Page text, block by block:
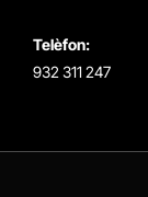
Telèfon:
932 311 247